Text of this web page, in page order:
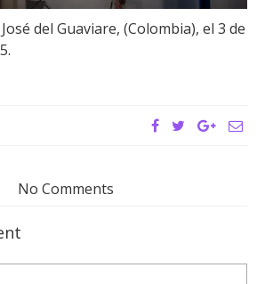
del Guaviare, (Colombia), el 3 de
No Comments